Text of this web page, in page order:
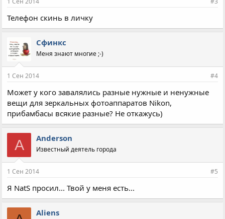
Телефон скинь в личку
Сфинкс
Меня знают многие ;-)
1 Сен 2014 #4
Может у кого завалялись разные нужные и ненужные
вещи для зеркальных фотоаппаратов Nikon,
прибамбасы всякие разные? Не откажусь)
A Anderson
Известный деятель города
1 Сен 2014 #5
Я NatS просил... Твой у меня есть...
Aliens